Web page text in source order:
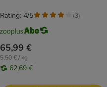
65,99 €
5,50 € / kg
62,69 €
Rating: 4/5 (3)